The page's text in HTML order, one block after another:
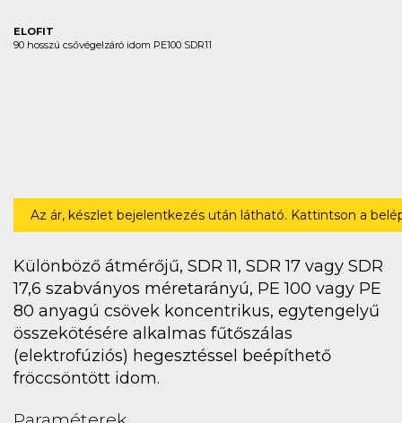
ELOFIT
90 hosszú csővégelzáró idom PE100 SDR11
Az ár, készlet bejelentkezés után látható. Kattintson a
Különböző átmérőjű, SDR 11, SDR 17 vagy SDR
17,6 szabványos méretarányú, PE 100 vagy PE
80 anyagú csövek koncentrikus, egytengelyű
összekötésére alkalmas fűtőszálas
(elektrofúziós) hegesztéssel beépíthető
fröccsöntött idom.